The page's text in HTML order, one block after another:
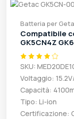
Batteria per
Compatibile
GK5CN4Z
SKU:
Voltaggio:
Capacità:
Tipo: Li-ion
Certificazione: